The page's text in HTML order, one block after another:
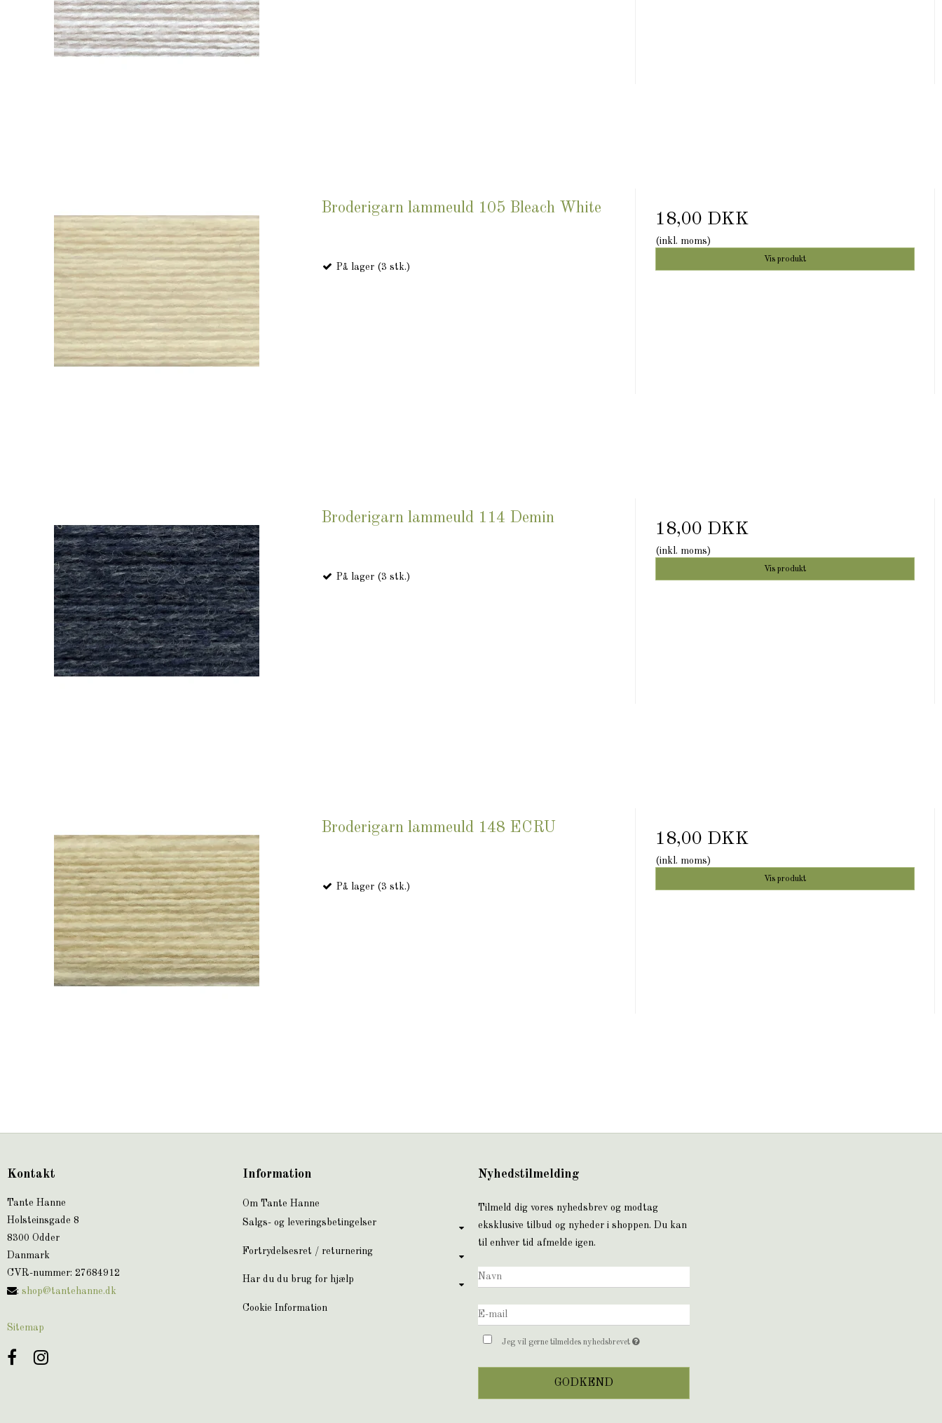
Broderigarn lammeuld 105 Bleach White
På lager (3 stk.)
18,00 DKK
(inkl. moms)
Vis produkt
Broderigarn lammeuld 114 Demin
På lager (3 stk.)
18,00 DKK
(inkl. moms)
Vis produkt
Broderigarn lammeuld 148 ECRU
På lager (3 stk.)
18,00 DKK
(inkl. moms)
Vis produkt
Kontakt
Tante Hanne
Holsteinsgade 8
8300 Odder
Danmark
CVR-nummer: 27684912
: shop@tantehanne.dk
Sitemap
Information
Om Tante Hanne
Salgs- og leveringsbetingelser
Fortrydelsesret / returnering
Har du du brug for hjælp
Cookie Information
Nyhedstilmelding
Tilmeld dig vores nyhedsbrev og modtag
eksklusive tilbud og nyheder i shoppen. Du kan
til enhver tid afmelde igen.
Jeg vil gerne tilmeldes nyhedsbrevet
GODKEND